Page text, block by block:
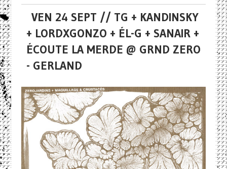
VEN 24 SEPT // TG + KANDINSKY
+ LORDXGONZO + ÉL-G + SANAIR +
ÉCOUTE LA MERDE @ GRND ZERO
- GERLAND